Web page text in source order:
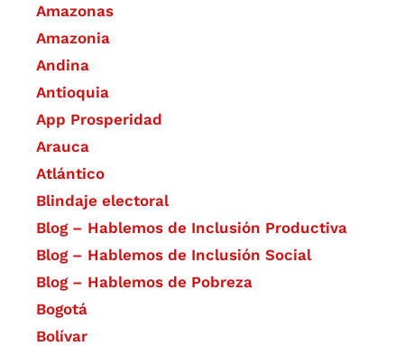
Amazonas
Amazonia
Andina
Antioquia
App Prosperidad
Arauca
Atlántico
Blindaje electoral
Blog – Hablemos de Inclusión Productiva
Blog – Hablemos de Inclusión Social
Blog – Hablemos de Pobreza
Bogotá
Bolívar